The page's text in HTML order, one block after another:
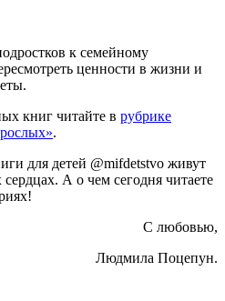
к семейному
ценности в жизни и
книг читайте в рубрике
.
для детей @mifdetstvo живут
А о чем сегодня читаете
С любовью,
Людмила Поцепун.